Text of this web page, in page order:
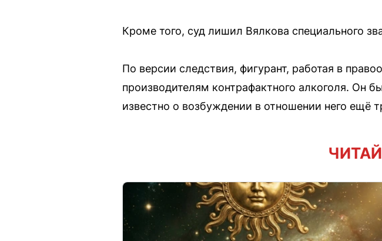
Кроме того, суд лишил Вялкова специального
По версии следствия, фигурант, работая в
производителям контрафактного алкоголя. Он
известно о возбуждении в отношении него ещё